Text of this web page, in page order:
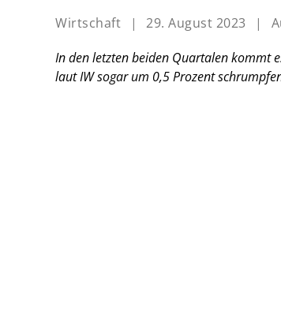
Wirtschaft | 29. August 2023 |
In den letzten beiden Quartalen kommt
laut IW sogar um 0,5 Prozent